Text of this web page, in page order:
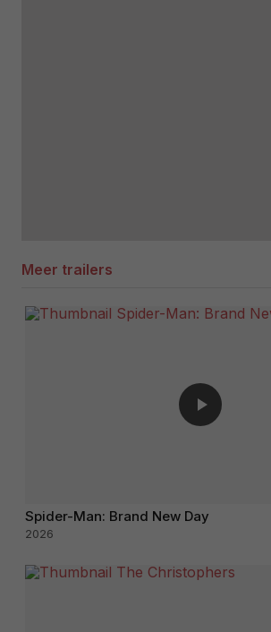
Meer trailers
Spider-Man: Brand New Day
2026